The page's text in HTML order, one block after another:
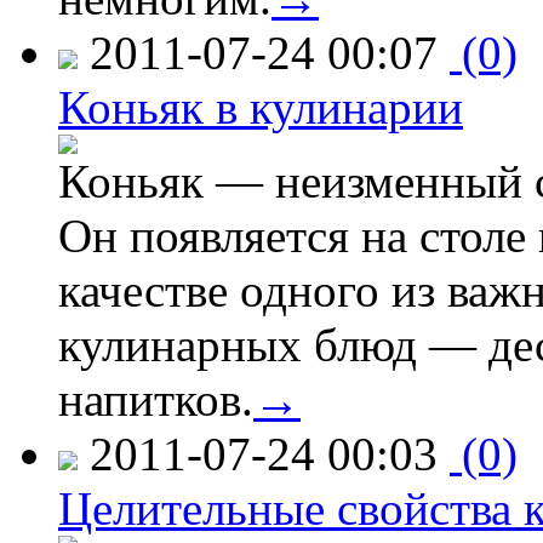
2011-07-24 00:07 (0)
Коньяк в кулинарии
Коньяк — неизменный
Он появляется на
качестве одного из
кулинарных блюд —
напитков. →
2011-07-24 00:03 (0)
Целительные свойства